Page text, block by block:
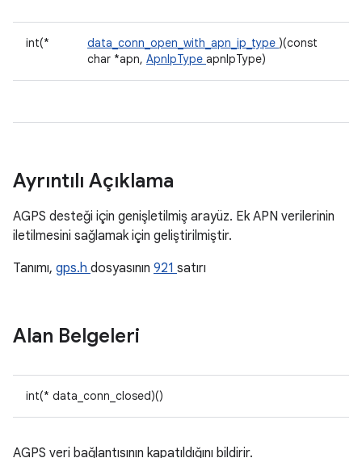
int(* data_conn_open_with_apn_ip_type )(const
char *apn, ApnIpType apnIpType)
Ayrıntılı Açıklama
AGPS desteği için genişletilmiş arayüz. Ek APN verilerinin
iletilmesini sağlamak için geliştirilmiştir.
Tanımı, gps.h dosyasının 921 satırı
Alan Belgeleri
int(* data_conn_closed)()
AGPS veri bağlantısının kapatıldığını bildirir.